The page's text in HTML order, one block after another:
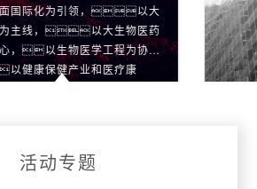
面国际化为引领，以大
为主线，以大生物医药
，以生物医学工程为协
健康保健产业和医疗康
活动专题